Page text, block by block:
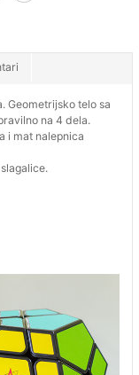
Geometrijsko telo sa
na 4 dela.
i mat nalepnica